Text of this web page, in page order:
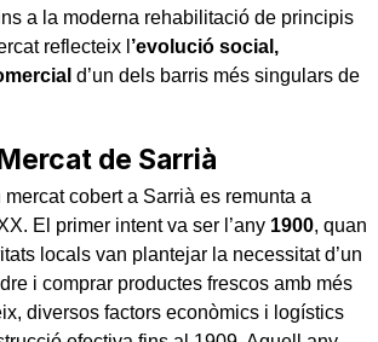
a la moderna rehabilitació de principis
reflecteix l ’evolució social,
d’un dels barris més singulars de
de Sarrià
mercat cobert a Sarrià es remunta a
El primer intent va ser l’any 1900, quan
locals van plantejar la necessitat d’un
i comprar productes frescos amb més
diversos factors econòmics i logístics